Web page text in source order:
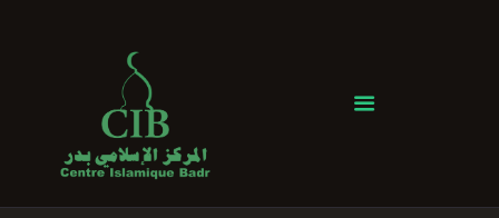
Centre Islamique Badr
Accueil
À propos